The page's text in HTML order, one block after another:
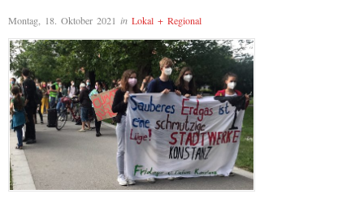
Montag, 18. Oktober 2021 in Lokal + Regional